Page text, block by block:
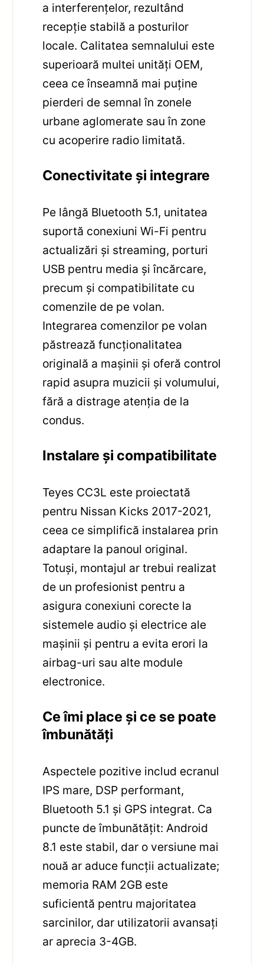
a interferențelor, rezultând
recepție stabilă a posturilor
locale. Calitatea semnalului este
superioară multei unități OEM,
ceea ce înseamnă mai puține
pierderi de semnal în zonele
urbane aglomerate sau în zone
cu acoperire radio limitată.
Conectivitate și integrare
Pe lângă Bluetooth 5.1, unitatea
suportă conexiuni Wi-Fi pentru
actualizări și streaming, porturi
USB pentru media și încărcare,
precum și compatibilitate cu
comenzile de pe volan.
Integrarea comenzilor pe volan
păstrează funcționalitatea
originală a mașinii și oferă control
rapid asupra muzicii și volumului,
fără a distrage atenția de la
condus.
Instalare și compatibilitate
Teyes CC3L este proiectată
pentru Nissan Kicks 2017-2021,
ceea ce simplifică instalarea prin
adaptare la panoul original.
Totuși, montajul ar trebui realizat
de un profesionist pentru a
asigura conexiuni corecte la
sistemele audio și electrice ale
mașinii și pentru a evita erori la
airbag-uri sau alte module
electronice.
Ce îmi place și ce se poate
îmbunătăți
Aspectele pozitive includ ecranul
IPS mare, DSP performant,
Bluetooth 5.1 și GPS integrat. Ca
puncte de îmbunătățit: Android
8.1 este stabil, dar o versiune mai
nouă ar aduce funcții actualizate;
memoria RAM 2GB este
suficientă pentru majoritatea
sarcinilor, dar utilizatorii avansați
ar aprecia 3-4GB.